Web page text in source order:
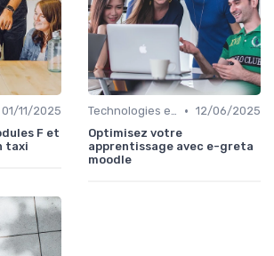
01/11/2025
F et
taxi
Technologies et informatique • 12/06/2025
Optimisez votre
apprentissage avec e-greta
moodle